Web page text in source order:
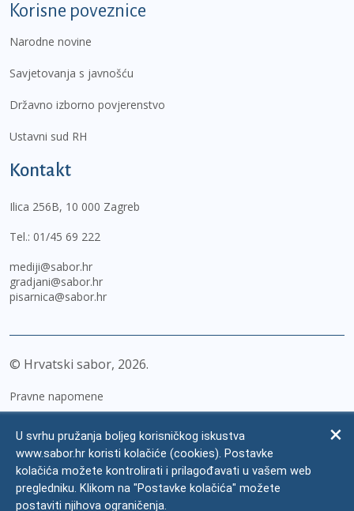
Korisne poveznice
Narodne novine
Savjetovanja s javnošću
Državno izborno povjerenstvo
Ustavni sud RH
Kontakt
Ilica 256B, 10 000 Zagreb
Tel.: 01/45 69 222
mediji@sabor.hr
gradjani@sabor.hr
pisarnica@sabor.hr
© Hrvatski sabor, 2026
Pravne napomene
Zaštita osobnih podataka
Impressum
Česta pitanja
U svrhu pružanja boljeg korisničkog iskustva
www.sabor.hr koristi kolačiće (cookies). Postavke
kolačića možete kontrolirati i prilagođavati u vašem web
pregledniku. Klikom na "Postavke kolačića" možete
postaviti njihova ograničenja.